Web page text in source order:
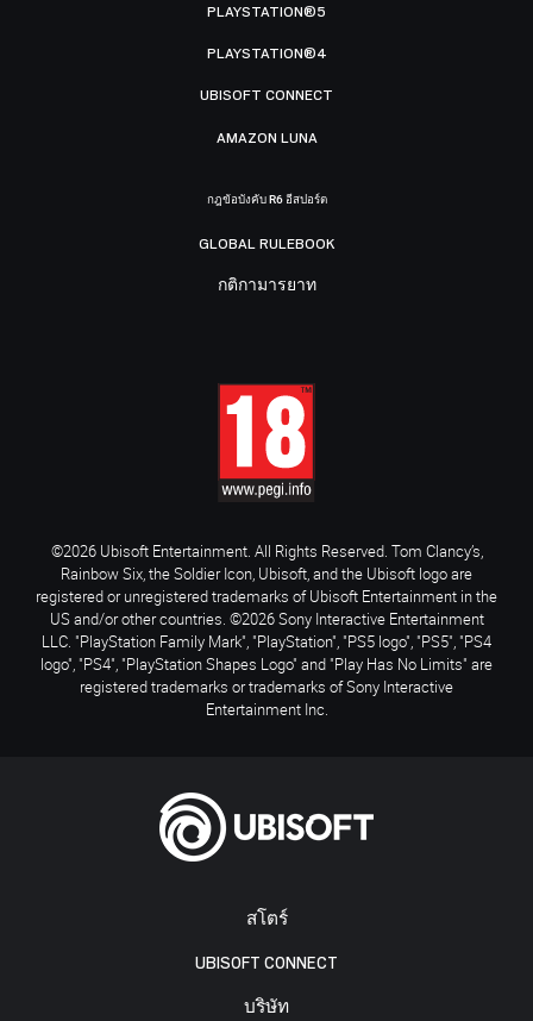
สโตร์
UBISOFT CONNECT
บริษัท
PLAYSTATION®5
PLAYSTATION®4
UBISOFT CONNECT
AMAZON LUNA
กฎข้อบังคับ R6 อีสปอร์ต
GLOBAL RULEBOOK
กติกามารยาท
©2026 Ubisoft Entertainment. All Rights Reserved. Tom Clancy’s,
Rainbow Six, the Soldier Icon, Ubisoft, and the Ubisoft logo are
registered or unregistered trademarks of Ubisoft Entertainment in the
US and/or other countries. ©2026 Sony Interactive Entertainment
LLC. "PlayStation Family Mark", "PlayStation", "PS5 logo", "PS5", "PS4
logo", "PS4", "PlayStation Shapes Logo" and "Play Has No Limits" are
registered trademarks or trademarks of Sony Interactive
Entertainment Inc.